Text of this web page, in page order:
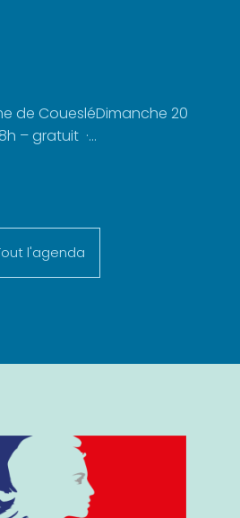
de CouesléDimanche 20
– gratuit ·...
l'agenda